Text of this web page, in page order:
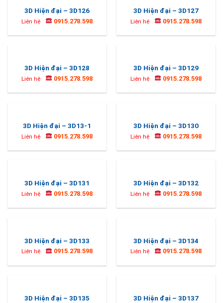
3D Hiện đại – 3D126
Liên hệ 0915.278.598
3D Hiện đại – 3D127
Liên hệ 0915.278.598
3D Hiện đại – 3D128
Liên hệ 0915.278.598
3D Hiện đại – 3D129
Liên hệ 0915.278.598
3D Hiện đại – 3D13-1
Liên hệ 0915.278.598
3D Hiện đại – 3D130
Liên hệ 0915.278.598
3D Hiện đại – 3D131
Liên hệ 0915.278.598
3D Hiện đại – 3D132
Liên hệ 0915.278.598
3D Hiện đại – 3D133
Liên hệ 0915.278.598
3D Hiện đại – 3D134
Liên hệ 0915.278.598
3D Hiện đại – 3D135 3D Hiện đại – 3D137